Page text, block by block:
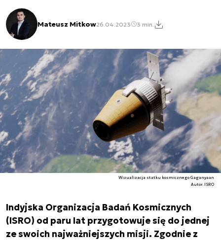
Mateusz Mitkow26.04.2023 3 min.
Wizualizacja statku kosmicznego Gaganyaan
Autor. ISRO
Indyjska Organizacja Badań Kosmicznych
(ISRO) od paru lat przygotowuje się do jednej
ze swoich najważniejszych misji. Zgodnie z